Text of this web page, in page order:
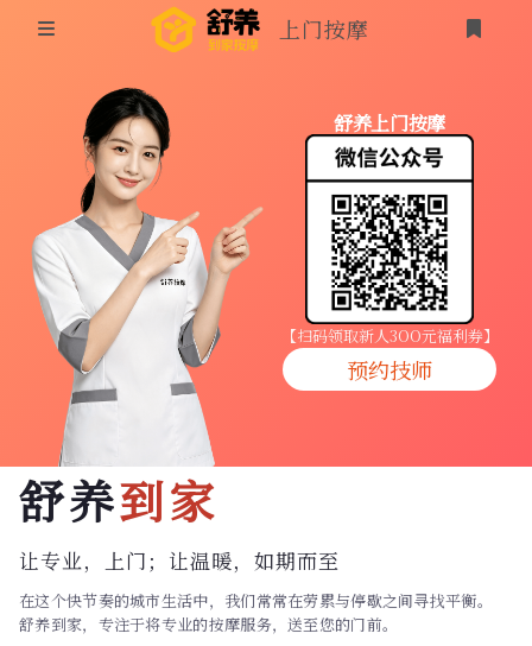
同城按摩
上门按摩
养生按摩
技师入驻
商家入驻
代理入驻
预约技师
上门按摩
登录
舒养上门按摩
【扫码领取新人3OO元福利券】
预约技师
舒养到家
让专业，上门； 让温暖，如期而至
在这个快节奏的城市生活中，我们常常在劳累与停歇之间寻找平衡。
舒养到家，专注于将专业的按摩服务，送至您的门前。